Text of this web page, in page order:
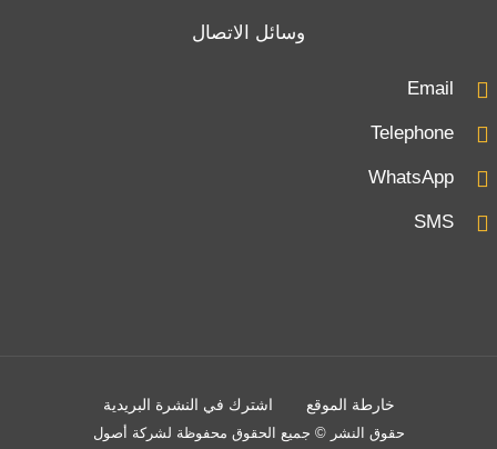
وسائل الاتصال
Email
Telephone
WhatsApp
SMS
خارطة الموقع اشترك في النشرة البريدية
حقوق النشر © جميع الحقوق محفوظة لشركة أصول